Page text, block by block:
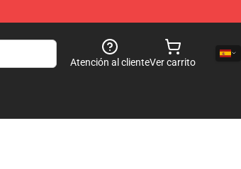
Atención al clienteVer carrito